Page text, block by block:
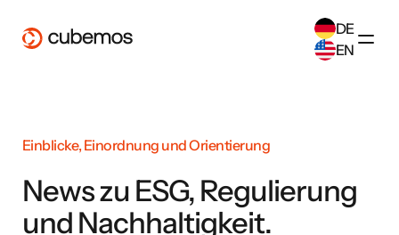
DE
EN
English(EN
Einblicke, Einordnung und Orientierung
News zu ESG, Regulierung
und Nachhaltigkeit.